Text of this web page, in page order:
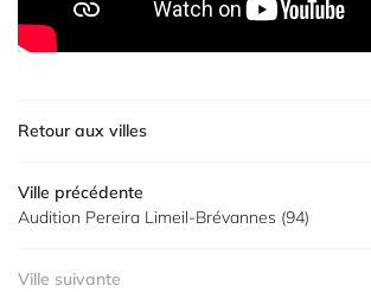
Retour aux villes
Ville précédente
Audition Pereira Limeil-Brévannes (94)
Ville suivante